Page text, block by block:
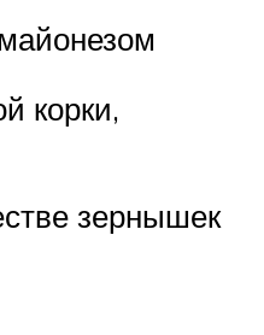
корки,
зернышек